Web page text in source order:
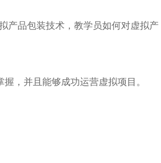
产品包装技术，教学员如何对虚拟产
，并且能够成功运营虚拟项目。